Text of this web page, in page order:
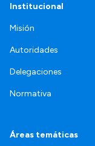
Institucional
Misión
Autoridades
Delegaciones
Normativa
Áreas temáticas